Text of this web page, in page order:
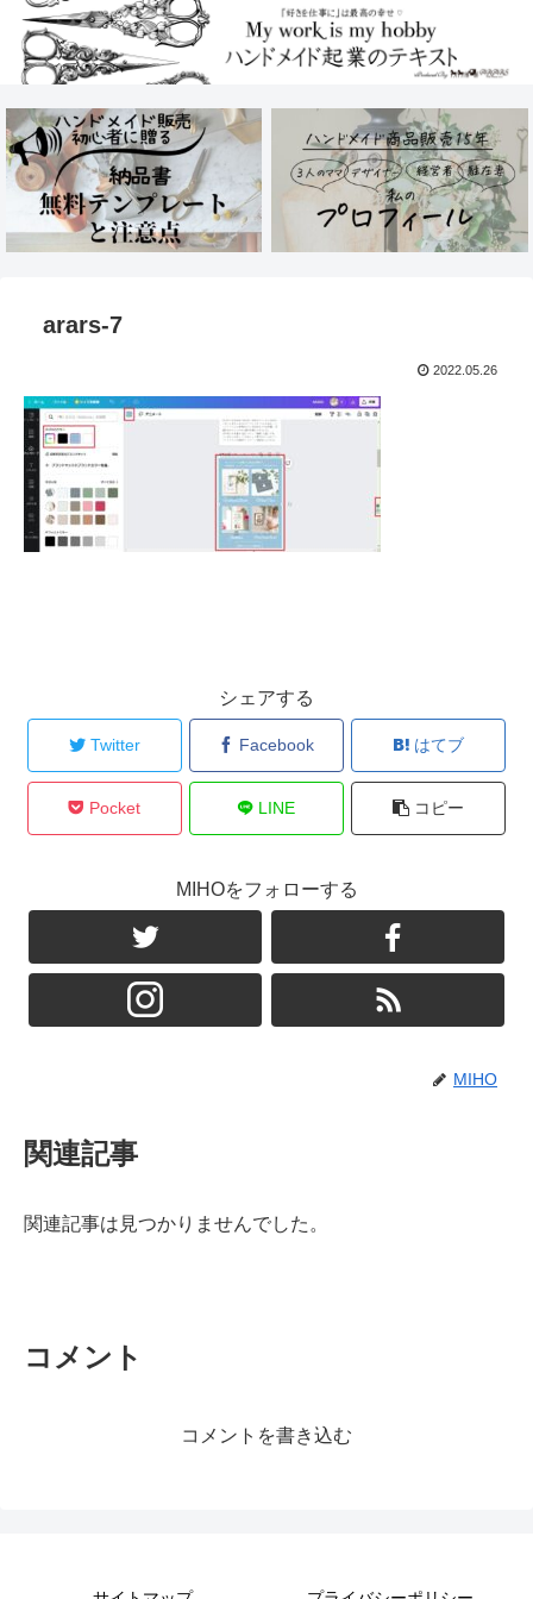
arars-7
2022.05.26
シェアする
Twitter Facebook はてブ
Pocket LINE コピー
MIHOをフォローする
MIHO
関連記事
関連記事は見つかりませんでした。
コメント
コメントを書き込む